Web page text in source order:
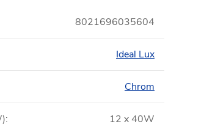
8021696035604
Ideal Lux
Chrom
: 12 x 40W